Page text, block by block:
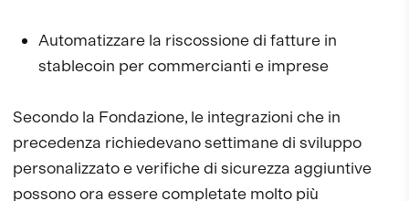
Automatizzare la riscossione di fatture in
stablecoin per commercianti e imprese
Secondo la Fondazione, le integrazioni che in
precedenza richiedevano settimane di sviluppo
personalizzato e verifiche di sicurezza aggiuntive
possono ora essere completate molto più